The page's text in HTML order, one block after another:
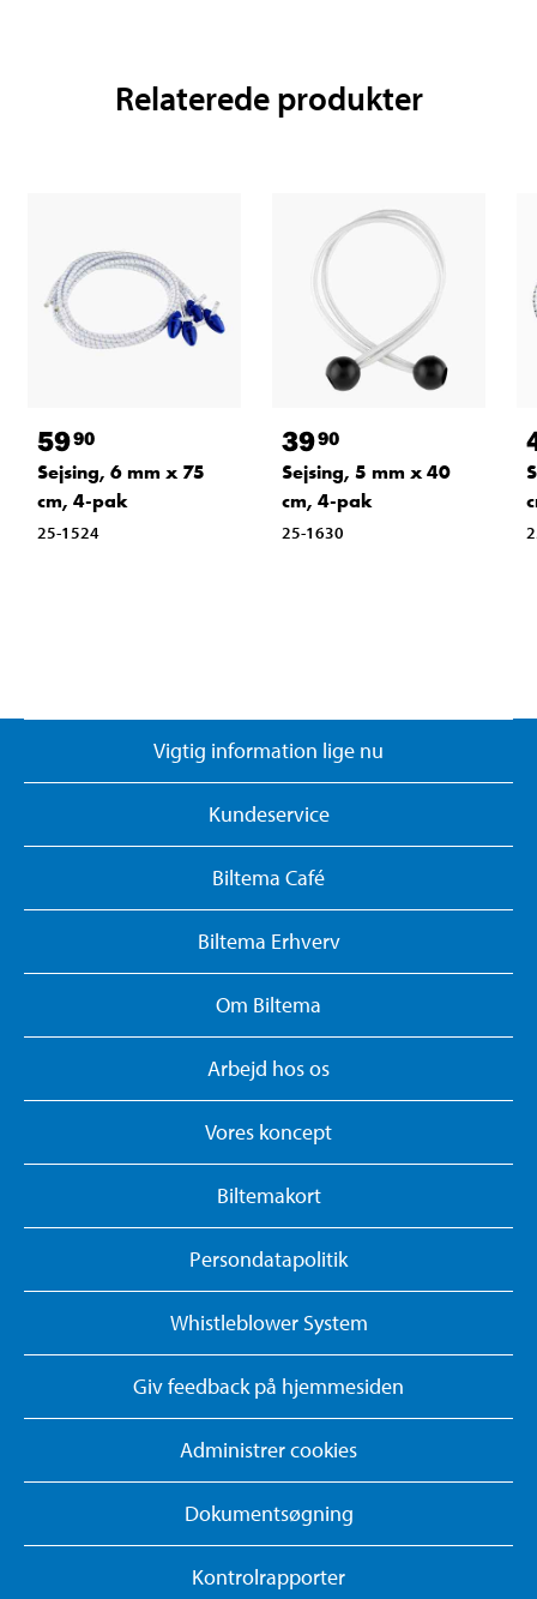
Relaterede produkter
5990
Sejsing, 6 mm x 75
cm, 4-pak
25-1524
3990
Sejsing, 5 mm x 40
cm, 4-pak
25-1630
Vigtig information lige nu
Kundeservice
Biltema Café
Biltema Erhverv
Om Biltema
Arbejd hos os
Vores koncept
Biltemakort
Persondatapolitik
Whistleblower System
Giv feedback på hjemmesiden
Administrer cookies
Dokumentsøgning
Kontrolrapporter